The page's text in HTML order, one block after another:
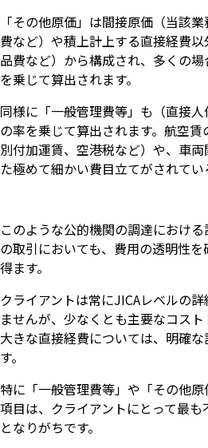
「その他原価」は間接原価（当該
費など）や積上計上する直接経費
品費など）から構成され、多くの
を乗じて算出されます。
同様に「一般管理費等」も（直接
の率を乗じて算出されます。航空
別付加運賃、空港税など）や、車
た極めて細かい費目立てがされてい
このような公的機関の調達におけ
の取引においても、費用の透明性
得ます。
クライアントは常にJICAレベルの
ませんが、少なくとも主要なコス
大きな直接経費については、明確
す。
特に「一般管理費等」や「その他
項目は、クライアントにとって最
となりがちです。